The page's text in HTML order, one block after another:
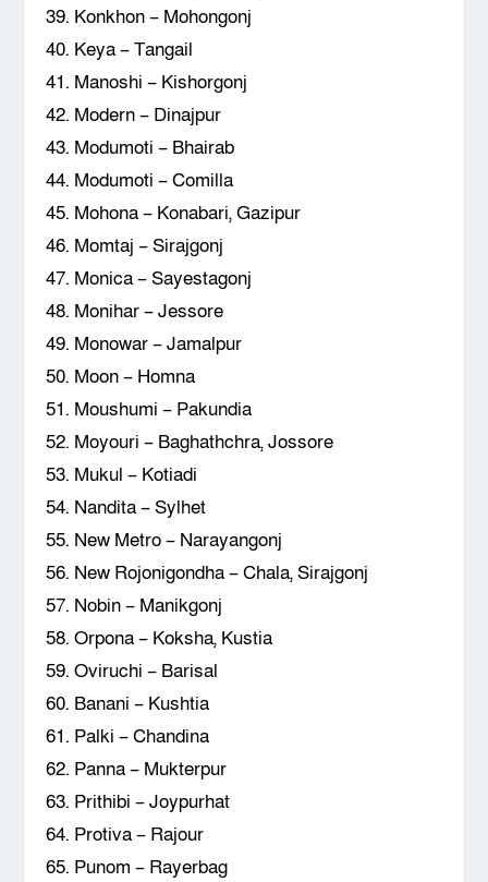
39. Konkhon – Mohongonj
40. Keya – Tangail
41. Manoshi – Kishorgonj
42. Modern – Dinajpur
43. Modumoti – Bhairab
44. Modumoti – Comilla
45. Mohona – Konabari, Gazipur
46. Momtaj – Sirajgonj
47. Monica – Sayestagonj
48. Monihar – Jessore
49. Monowar – Jamalpur
50. Moon – Homna
51. Moushumi – Pakundia
52. Moyouri – Baghathchra, Jossore
53. Mukul – Kotiadi
54. Nandita – Sylhet
55. New Metro – Narayangonj
56. New Rojonigondha – Chala, Sirajgonj
57. Nobin – Manikgonj
58. Orpona – Koksha, Kustia
59. Oviruchi – Barisal
60. Banani – Kushtia
61. Palki – Chandina
62. Panna – Mukterpur
63. Prithibi – Joypurhat
64. Protiva – Rajour
65. Punom – Rayerbag